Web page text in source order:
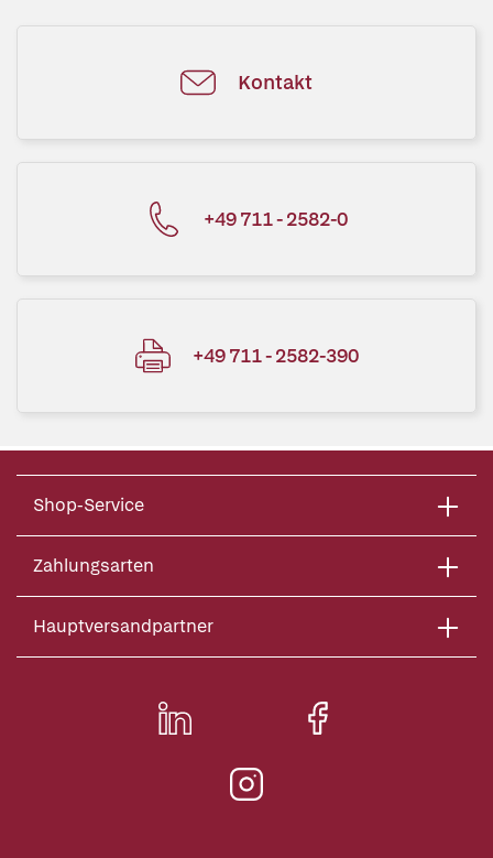
Kontakt
+49 711 - 2582-0
+49 711 - 2582-390
Shop-Service
Zahlungsarten
Hauptversandpartner